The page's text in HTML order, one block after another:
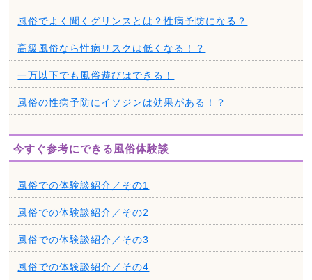
風俗でよく聞くグリンスとは？性病予防になる？
高級風俗なら性病リスクは低くなる！？
一万以下でも風俗遊びはできる！
風俗の性病予防にイソジンは効果がある！？
今すぐ参考にできる風俗体験談
風俗での体験談紹介／その1
風俗での体験談紹介／その2
風俗での体験談紹介／その3
風俗での体験談紹介／その4